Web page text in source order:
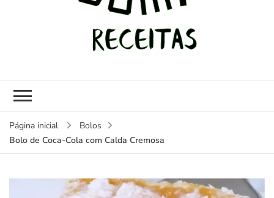
Página inicial
Bolos
Bolo de Coca-Cola com Calda Cremosa